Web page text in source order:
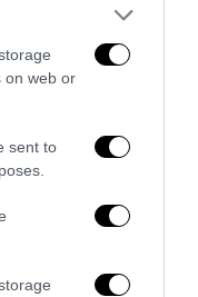
on web or
sent to
per parlare a
del Pd